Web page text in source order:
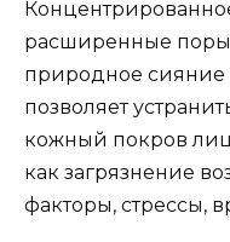
расширенные
природное сияние
позволяет
кожный покров
как загрязнение
факторы, стрессы,